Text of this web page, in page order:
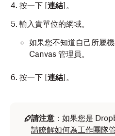
按一下 [連結]。
輸入貴單位的網域。
如果您不知道自己所屬
Canvas 管理員。
按一下 [連結]。
請注意 ：如果您是
請瞭解如何為工作團隊